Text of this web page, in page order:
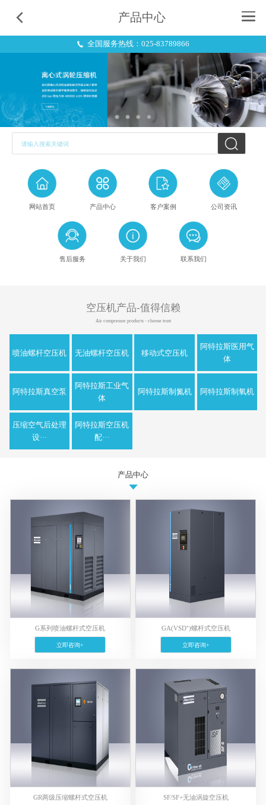
产品中心
全国服务热线：025-83789866
请输入搜索关键词
网站首页 产品中心 客户案例 公司资讯
售后服务 关于我们 联系我们
空压机产品-值得信赖
Air compressor products - choose trust
喷油螺杆空压机 无油螺杆空压机 移动式空压机
阿特拉斯医用气
体
阿特拉斯真空泵
阿特拉斯工业气
体
阿特拉斯制氮机 阿特拉斯制氧机
压缩空气后处理
设···
阿特拉斯空压机
配···
产品中心
G系列喷油螺杆式空压机
立即咨询+
GA(VSD⁺)螺杆式空压机
立即咨询+
GR两级压缩螺杆式空压机 SF/SF+无油涡旋空压机